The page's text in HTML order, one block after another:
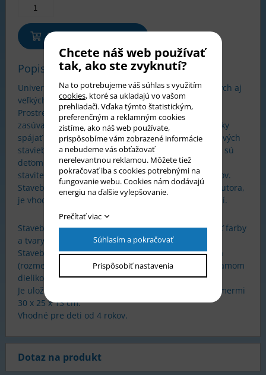
Pridať do košíka
Popis tovaru
Univerzálny stavebnica Little Architect zaujme malých aj
veľkých konštruktérov.
Prostredníctvom dielikov v tvare tehličiek, ktoré sa
zasúvajú do seba, takže je pre deti jednoduché kocky
spájať aj oddeľovať, možno vytvárať mnoho zaujímavých
stavieb, postáv i zvieratiek, ako v 2D, tak v 3D. Karty sú
deťom predlohou pri stavaní, tehličky si môžu malí
stavitelia pripraviť vopred podľa farieb a počtu kusov.
Stavebnica Little Architect je dielom austrálskeho autora,
je vhodná do škôl, škôlok aj voľnočasových zariadení.
Stavebnica rozvíja jemnú motoriku, učí rozpoznávať farby
a tvary, podporuje priestorovú predstavivosť.
Stavebnica obsahuje 630 dielikov v rôznych farbách
(rozmer dielika 1-4 cm), 8 plastových kariet so zoznamom
dielikov a obrázkom zvieratka.
Je uložená v praktickom uzatvárateľnom boxe s rozmermi
30 x 25 x 13 cm.
Vhodné pre deti od 4 rokov.
Dotaz na produkt
Chcete náš web používať
tak, ako ste zvyknutí?
Na to potrebujeme váš súhlas s využitím
cookies, ktoré sa ukladajú vo vašom
prehliadači. Vďaka týmto štatistickým,
preferenčným a reklamným cookies
zistíme, ako náš web používate,
prispôsobíme vám zobrazené informácie
a nebudeme vás obťažovať
nerelevantnou reklamou. Môžete tiež
pokračovať iba s cookies potrebnými na
fungovanie webu. Cookies nám dodávajú
energiu na ďalšie vylepšovanie.
Prečítať viac
Súhlasím a pokračovať
Prispôsobiť nastavenia